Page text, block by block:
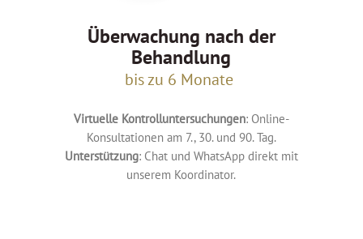
Überwachung nach der
Behandlung
bis zu 6 Monate
Virtuelle Kontrolluntersuchungen: Online-
Konsultationen am 7., 30. und 90. Tag.
Unterstützung: Chat und WhatsApp direkt mit
unserem Koordinator.